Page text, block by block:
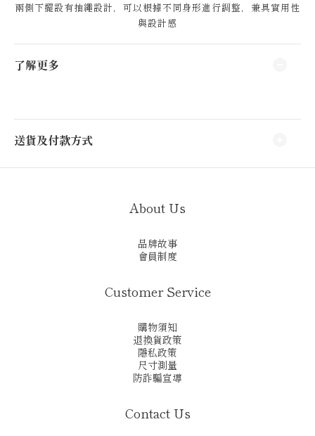
兩側下擺設有抽繩設計，可以根據不同身形進行調整，兼具實用性
與設計感
了解更多
送貨及付款方式
About Us
品牌故事
會員制度
Customer Service
購物須知
退換貨政策
隱私政策
尺寸測量
防詐騙宣導
Contact Us